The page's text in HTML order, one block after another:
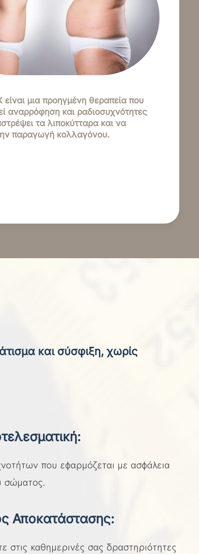
είναι μια προηγμένη θεραπεία που
αναρρόφηση και ραδιοσυχνότητες
τα λιποκύτταρα και να
παραγωγή κολλαγόνου.
και σύσφιξη, χωρίς
που εφαρμόζεται με ασφάλεια
σώματος.
Αποκατάστασης:
στις καθημερινές σας δραστηριότητες